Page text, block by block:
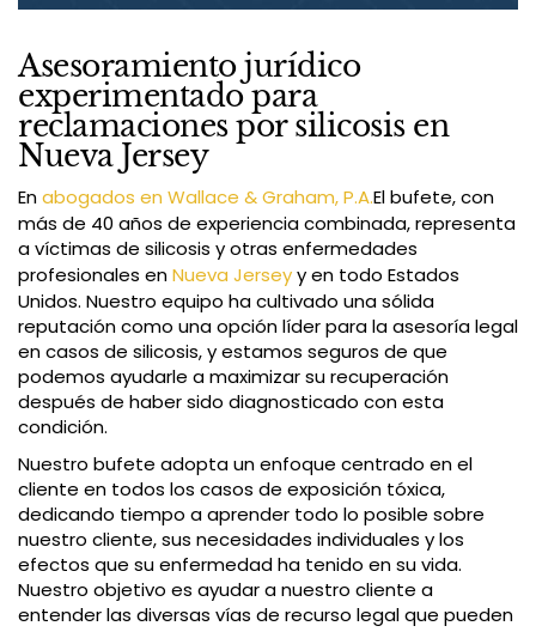
Asesoramiento jurídico
experimentado para
reclamaciones por silicosis en
Nueva Jersey
Enabogados en Wallace & Graham, P.A.El bufete, con
más de 40 años de experiencia combinada, representa
a víctimas de silicosis y otras enfermedades
profesionales enNueva Jerseyy en todo Estados
Unidos. Nuestro equipo ha cultivado una sólida
reputación como una opción líder para la asesoría legal
en casos de silicosis, y estamos seguros de que
podemos ayudarle a maximizar su recuperación
después de haber sido diagnosticado con esta
condición.
Nuestro bufete adopta un enfoque centrado en el
cliente en todos los casos de exposición tóxica,
dedicando tiempo a aprender todo lo posible sobre
nuestro cliente, sus necesidades individuales y los
efectos que su enfermedad ha tenido en su vida.
Nuestro objetivo es ayudar a nuestro cliente a
entender las diversas vías de recurso legal que pueden